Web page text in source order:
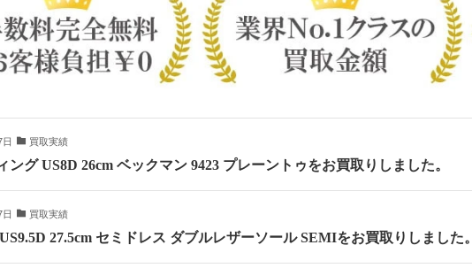
買取実績
ング US8D 26cm ベックマン 9423 プレーントゥをお買取りしました。
買取実績
27.5cm セミドレス ダブルレザーソール SEMIをお買取りしました。